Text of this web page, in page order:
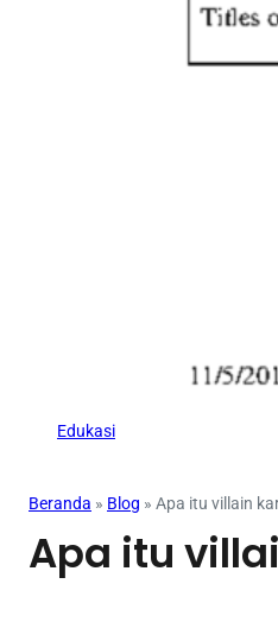
Edukasi
Beranda » Blog » Apa itu villain
Apa itu